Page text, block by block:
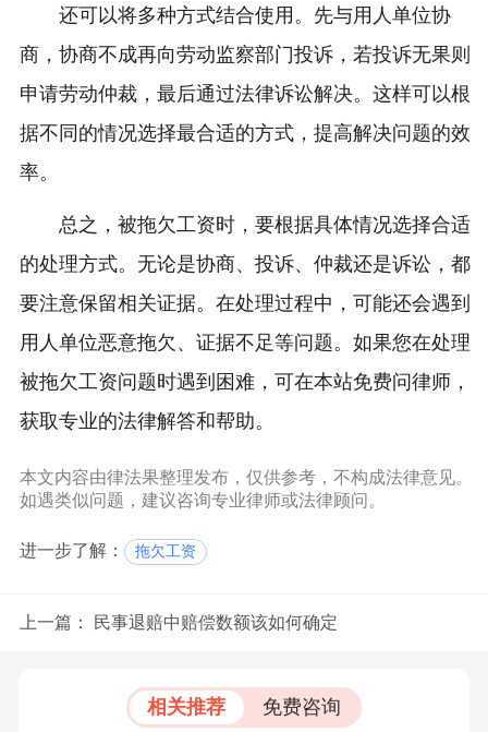
还可以将多种方式结合使用。先与用人单位协
商，协商不成再向劳动监察部门投诉，若投诉无果则
申请劳动仲裁，最后通过法律诉讼解决。这样可以根
据不同的情况选择最合适的方式，提高解决问题的效
率。
总之，被拖欠工资时，要根据具体情况选择合适
的处理方式。无论是协商、投诉、仲裁还是诉讼，都
要注意保留相关证据。在处理过程中，可能还会遇到
用人单位恶意拖欠、证据不足等问题。如果您在处理
被拖欠工资问题时遇到困难，可在本站免费问律师，
获取专业的法律解答和帮助。
本文内容由律法果整理发布，仅供参考，不构成法律意见。
如遇类似问题，建议咨询专业律师或法律顾问。
进一步了解： 拖欠工资
上一篇： 民事退赔中赔偿数额该如何确定
相关推荐 免费咨询